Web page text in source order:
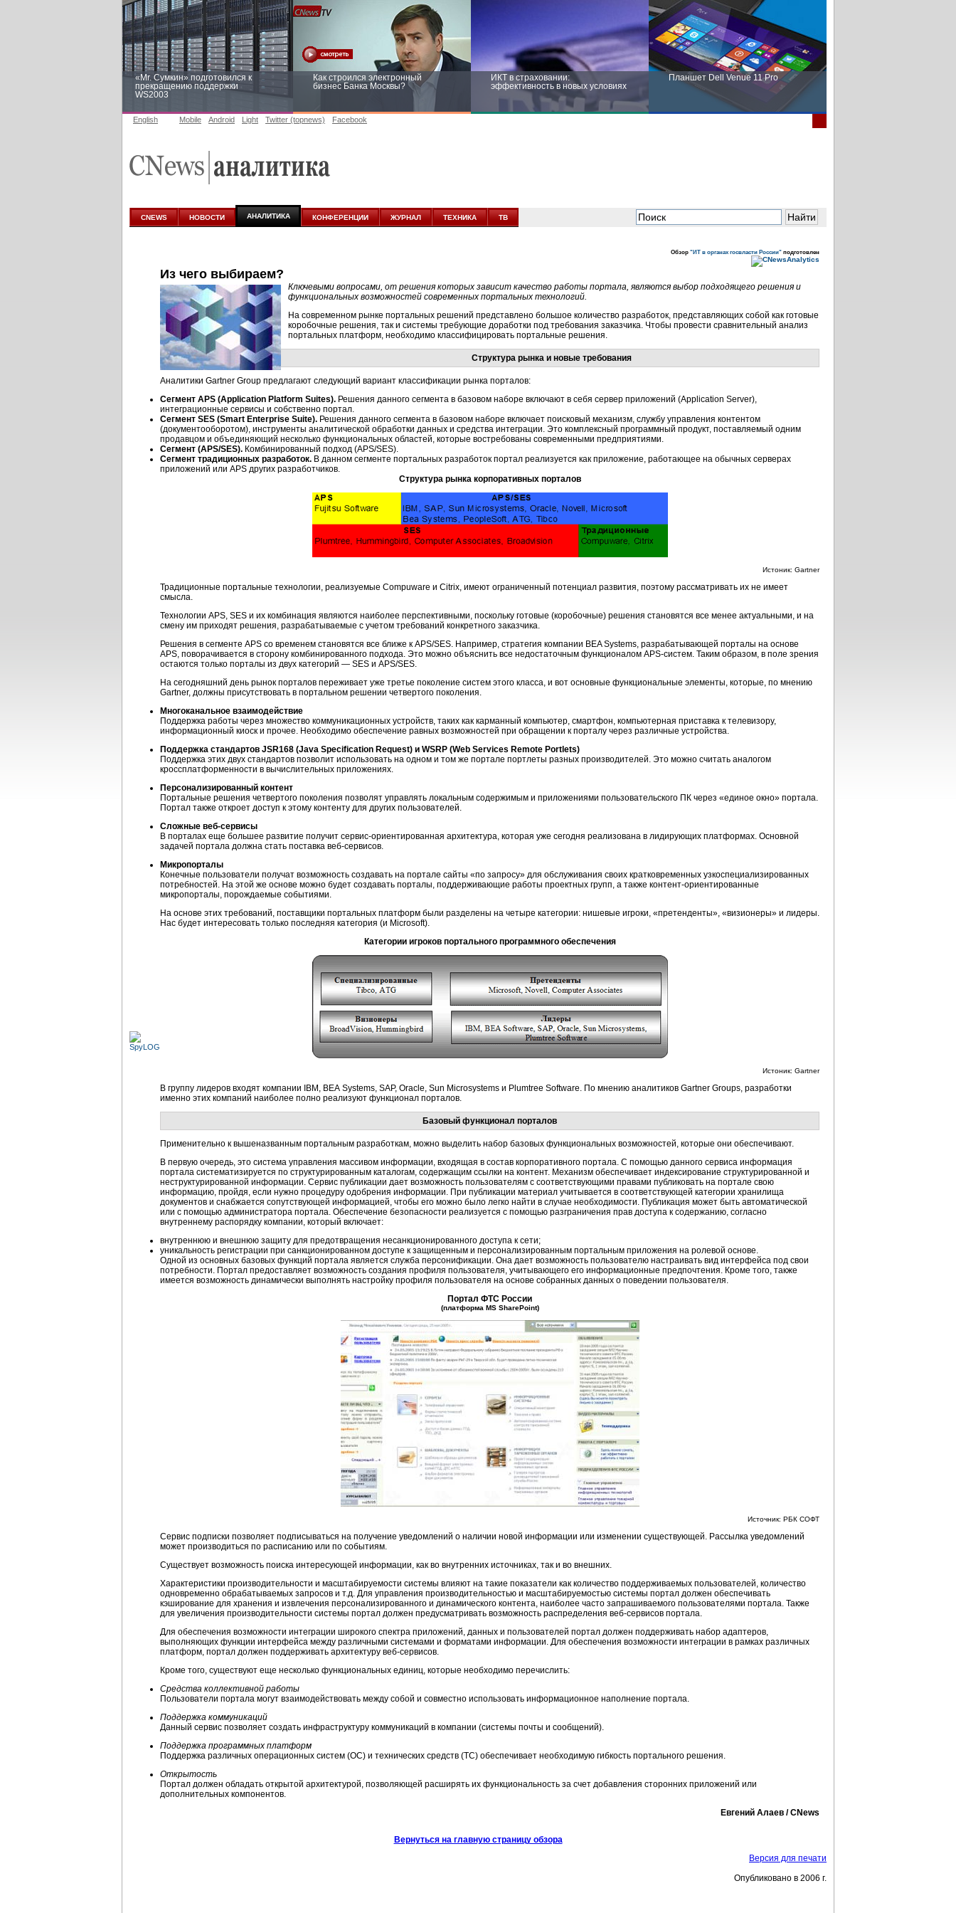
«Mr. Сумкин» подготовился к
прекращению поддержки
WS2003
Как строился электронный
бизнес Банка Москвы?
ИКТ в страховании:
эффективность в новых условиях
Планшет Dell Venue 11 Pro
аналитике
новых условиях
English Mobile Android Light Twitter (topnews) Facebook
CNEWS НОВОСТИ АНАЛИТИКА КОНФЕРЕНЦИИ ЖУРНАЛ ТЕХНИКА ТВ
Обзор "ИТ в органах госвласти России" подготовлен
Из чего выбираем?
Ключевыми вопросами, от решения которых зависит качество работы портала, являются выбор подходящего решения и
функциональных возможностей современных портальных технологий.
На современном рынке портальных решений представлено большое количество разработок, представляющих собой как готовые
коробочные решения, так и системы требующие доработки под требования заказчика. Чтобы провести сравнительный анализ
портальных платформ, необходимо классифицировать портальные решения.
Структура рынка и новые требования
Аналитики Gartner Group предлагают следующий вариант классификации рынка порталов:
Сегмент APS (Application Platform Suites). Решения данного сегмента в базовом наборе включают в себя сервер приложений (Application Server),
интеграционные сервисы и собственно портал.
Сегмент SES (Smart Enterprise Suite). Решения данного сегмента в базовом наборе включает поисковый механизм, службу управления контентом
(документооборотом), инструменты аналитической обработки данных и средства интеграции. Это комплексный программный продукт, поставляемый одним
продавцом и объединяющий несколько функциональных областей, которые востребованы современными предприятиями.
Сегмент (APS/SES). Комбинированный подход (APS/SES).
Сегмент традиционных разработок. В данном сегменте портальных разработок портал реализуется как приложение, работающее на обычных серверах
приложений или APS других разработчиков.
Структура рынка корпоративных порталов
Истоник: Gartner
Традиционные портальные технологии, реализуемые Compuware и Citrix, имеют ограниченный потенциал развития, поэтому рассматривать их не имеет
смысла.
Технологии APS, SES и их комбинация являются наиболее перспективными, поскольку готовые (коробочные) решения становятся все менее актуальными, и на
смену им приходят решения, разрабатываемые с учетом требований конкретного заказчика.
Решения в сегменте APS со временем становятся все ближе к APS/SES. Например, стратегия компании BEA Systems, разрабатывающей порталы на основе
APS, поворачивается в сторону комбинированного подхода. Это можно объяснить все недостаточным функционалом APS-систем. Таким образом, в поле зрения
остаются только порталы из двух категорий — SES и APS/SES.
На сегодняшний день рынок порталов переживает уже третье поколение систем этого класса, и вот основные функциональные элементы, которые, по мнению
Gartner, должны присутствовать в портальном решении четвертого поколения.
Многоканальное взаимодействие
Поддержка работы через множество коммуникационных устройств, таких как карманный компьютер, смартфон, компьютерная приставка к телевизору,
информационный киоск и прочее. Необходимо обеспечение равных возможностей при обращении к порталу через различные устройства.
Поддержка стандартов JSR168 (Java Specification Request) и WSRP (Web Services Remote Portlets)
Поддержка этих двух стандартов позволит использовать на одном и том же портале портлеты разных производителей. Это можно считать аналогом
кроссплатформенности в вычислительных приложениях.
Персонализированный контент
Портальные решения четвертого поколения позволят управлять локальным содержимым и приложениями пользовательского ПК через «единое окно» портала.
Портал также откроет доступ к этому контенту для других пользователей.
Сложные веб-сервисы
В порталах еще большее развитие получит сервис-ориентированная архитектура, которая уже сегодня реализована в лидирующих платформах. Основной
задачей портала должна стать поставка веб-сервисов.
Микропорталы
Конечные пользователи получат возможность создавать на портале сайты «по запросу» для обслуживания своих кратковременных узкоспециализированных
потребностей. На этой же основе можно будет создавать порталы, поддерживающие работы проектных групп, а также контент-ориентированные
микропорталы, порождаемые событиями.
На основе этих требований, поставщики портальных платформ были разделены на четыре категории: нишевые игроки, «претенденты», «визионеры» и лидеры.
Нас будет интересовать только последняя категория (и Microsoft).
Категории игроков портального программного обеспечения
Истоник: Gartner
В группу лидеров входят компании IBM, BEA Systems, SAP, Oracle, Sun Microsystems и Plumtree Software. По мнению аналитиков Gartner Groups, разработки
именно этих компаний наиболее полно реализуют функционал порталов.
Базовый функционал порталов
Применительно к вышеназванным портальным разработкам, можно выделить набор базовых функциональных возможностей, которые они обеспечивают.
В первую очередь, это система управления массивом информации, входящая в состав корпоративного портала. С помощью данного сервиса информация
портала систематизируется по структурированным каталогам, содержащим ссылки на контент. Механизм обеспечивает индексирование структурированной и
неструктурированной информации. Сервис публикации дает возможность пользователям с соответствующими правами публиковать на портале свою
информацию, пройдя, если нужно процедуру одобрения информации. При публикации материал учитывается в соответствующей категории хранилища
документов и снабжается сопутствующей информацией, чтобы его можно было легко найти в случае необходимости. Публикация может быть автоматической
или с помощью администратора портала. Обеспечение безопасности реализуется с помощью разграничения прав доступа к содержанию, согласно
внутреннему распорядку компании, который включает:
внутреннюю и внешнюю защиту для предотвращения несанкционированного доступа к сети;
уникальность регистрации при санкционированном доступе к защищенным и персонализированным портальным приложения на ролевой основе.
Одной из основных базовых функций портала является служба персонификации. Она дает возможность пользователю настраивать вид интерфейса под свои
потребности. Портал предоставляет возможность создания профиля пользователя, учитывающего его информационные предпочтения. Кроме того, также
имеется возможность динамически выполнять настройку профиля пользователя на основе собранных данных о поведении пользователя.
Портал ФТС России
(платформа MS SharePoint)
Источник: РБК СОФТ
Сервис подписки позволяет подписываться на получение уведомлений о наличии новой информации или изменении существующей. Рассылка уведомлений
может производиться по расписанию или по событиям.
Существует возможность поиска интересующей информации, как во внутренних источниках, так и во внешних.
Характеристики производительности и масштабируемости системы влияют на такие показатели как количество поддерживаемых пользователей, количество
одновременно обрабатываемых запросов и т.д. Для управления производительностью и масштабируемостью системы портал должен обеспечивать
кэширование для хранения и извлечения персонализированного и динамического контента, наиболее часто запрашиваемого пользователями портала. Также
для увеличения производительности системы портал должен предусматривать возможность распределения веб-сервисов портала.
Для обеспечения возможности интеграции широкого спектра приложений, данных и пользователей портал должен поддерживать набор адаптеров,
выполняющих функции интерфейса между различными системами и форматами информации. Для обеспечения возможности интеграции в рамках различных
платформ, портал должен поддерживать архитектуру веб-сервисов.
Кроме того, существуют еще несколько функциональных единиц, которые необходимо перечислить:
Средства коллективной работы
Пользователи портала могут взаимодействовать между собой и совместно использовать информационное наполнение портала.
Поддержка коммуникаций
Данный сервис позволяет создать инфраструктуру коммуникаций в компании (системы почты и сообщений).
Поддержка программных платформ
Поддержка различных операционных систем (ОС) и технических средств (ТС) обеспечивает необходимую гибкость портального решения.
Открытость
Портал должен обладать открытой архитектурой, позволяющей расширять их функциональность за счет добавления сторонних приложений или
дополнительных компонентов.
Евгений Алаев / CNews
Вернуться на главную страницу обзора
Версия для печати
Опубликовано в 2006 г.